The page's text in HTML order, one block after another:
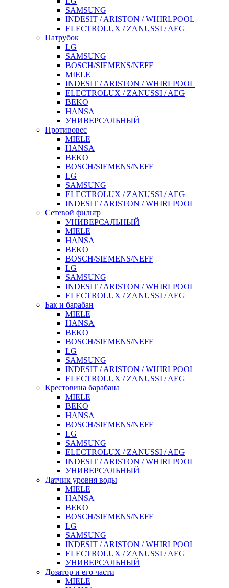
SAMSUNG
INDESIT / ARISTON / WHIRLPOOL
ELECTROLUX / ZANUSSI / AEG
Патрубок
LG
SAMSUNG
BOSCH/SIEMENS/NEFF
MIELE
INDESIT / ARISTON / WHIRLPOOL
ELECTROLUX / ZANUSSI / AEG
BEKO
HANSA
УНИВЕРСАЛЬНЫЙ
Противовес
MIELE
HANSA
BEKO
BOSCH/SIEMENS/NEFF
LG
SAMSUNG
ELECTROLUX / ZANUSSI / AEG
INDESIT / ARISTON / WHIRLPOOL
Сетевой фильтр
УНИВЕРСАЛЬНЫЙ
MIELE
HANSA
BEKO
BOSCH/SIEMENS/NEFF
LG
SAMSUNG
INDESIT / ARISTON / WHIRLPOOL
ELECTROLUX / ZANUSSI / AEG
Бак и барабан
MIELE
HANSA
BEKO
BOSCH/SIEMENS/NEFF
LG
SAMSUNG
INDESIT / ARISTON / WHIRLPOOL
ELECTROLUX / ZANUSSI / AEG
Крестовина барабана
MIELE
BEKO
HANSA
BOSCH/SIEMENS/NEFF
LG
SAMSUNG
ELECTROLUX / ZANUSSI / AEG
INDESIT / ARISTON / WHIRLPOOL
УНИВЕРСАЛЬНЫЙ
Датчик уровня воды
MIELE
HANSA
BEKO
BOSCH/SIEMENS/NEFF
LG
SAMSUNG
INDESIT / ARISTON / WHIRLPOOL
ELECTROLUX / ZANUSSI / AEG
УНИВЕРСАЛЬНЫЙ
Дозатор и его части
MIELE